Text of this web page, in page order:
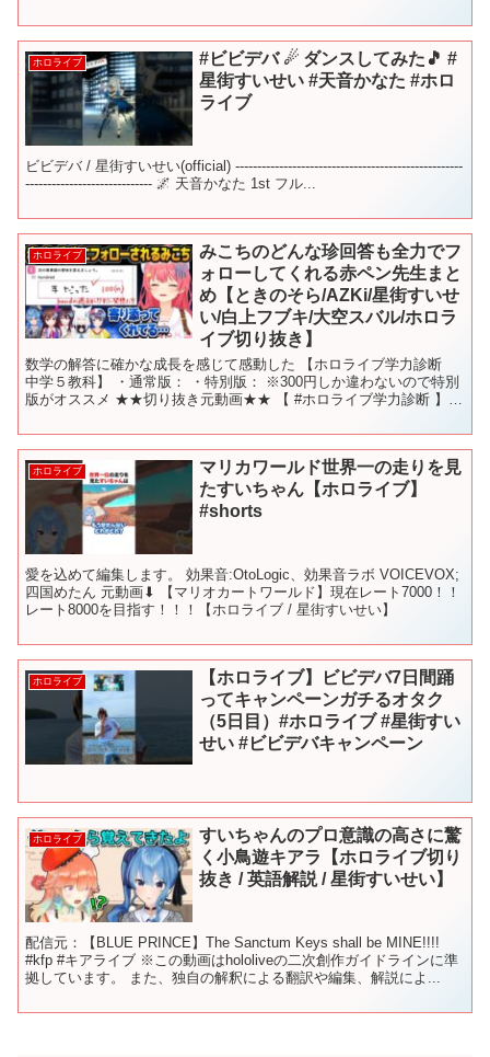
ホロライブ
#ビビデバ ☄ ダンスしてみた🎵 #
星街すいせい #天音かなた #ホロ
ライブ
ビビデバ / 星街すいせい(official) ----------------------------------------------------
----------------------------- 🌌 天音かなた 1st フル...
ホロライブ
みこちのどんな珍回答も全力でフ
ォローしてくれる赤ペン先生まと
め【ときのそら/AZKi/星街すいせ
い/白上フブキ/大空スバル/ホロラ
イブ切り抜き】
数学の解答に確かな成長を感じて感動した 【ホロライブ学力診断
中学５教科】 ・通常版： ・特別版： ※300円しか違わないので特別
版がオススメ ★★切り抜き元動画★★ 【 #ホロライブ学力診断 】ホ
ホロライブ
マリカワールド世界一の走りを見
たすいちゃん【ホロライブ】
#shorts
愛を込めて編集します。 効果音:OtoLogic、効果音ラボ VOICEVOX;
四国めたん 元動画⬇︎ 【マリオカートワールド】現在レート7000！！
レート8000を目指す！！！【ホロライブ / 星街すいせい】
ホロライブ
【ホロライブ】ビビデバ7日間踊
ってキャンペーンガチるオタク
（5日目）#ホロライブ #星街すい
せい #ビビデバキャンペーン
ホロライブ
すいちゃんのプロ意識の高さに驚
く小鳥遊キアラ【ホロライブ切り
抜き / 英語解説 / 星街すいせい】
配信元：【BLUE PRINCE】The Sanctum Keys shall be MINE!!!!
#kfp #キアライブ ※この動画はhololiveの二次創作ガイドラインに準
拠しています。 また、独自の解釈による翻訳や編集、解説によ...